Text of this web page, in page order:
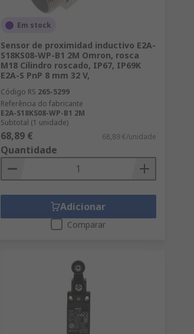
Em stock
Sensor de proximidad inductivo E2A-
S18KS08-WP-B1 2M Omron, rosca
M18 Cilindro roscado, IP67, IP69K
E2A-S PnP 8 mm 32 V,
Código RS 265-5299
Referência do fabricante
E2A-S18KS08-WP-B1 2M
Subtotal (1 unidade)
68,89 € 68,89 €/unidade
Quantidade
Adicionar
Comparar